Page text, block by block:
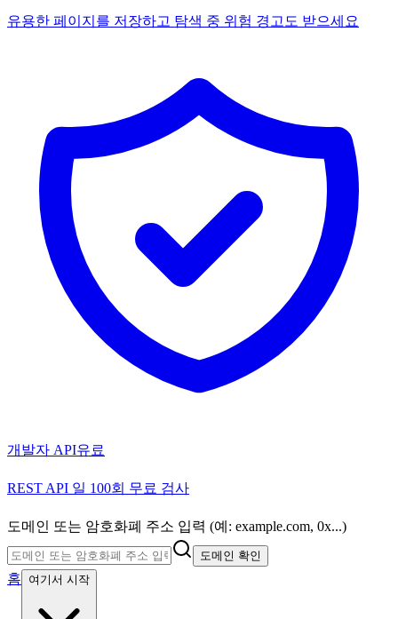
유용한 페이지를 저장하고 탐색 중 위험 경고도 받으세요
개발자 API유료
REST API 일 100회 무료 검사
도메인 또는 암호화폐 주소 입력 (예: example.com, 0x...)
도메인 확인
홈 여기서 시작